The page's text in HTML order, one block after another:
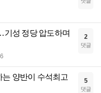
기성 정당 압도하며
2
댓글
양반이 수석최고
5
댓글